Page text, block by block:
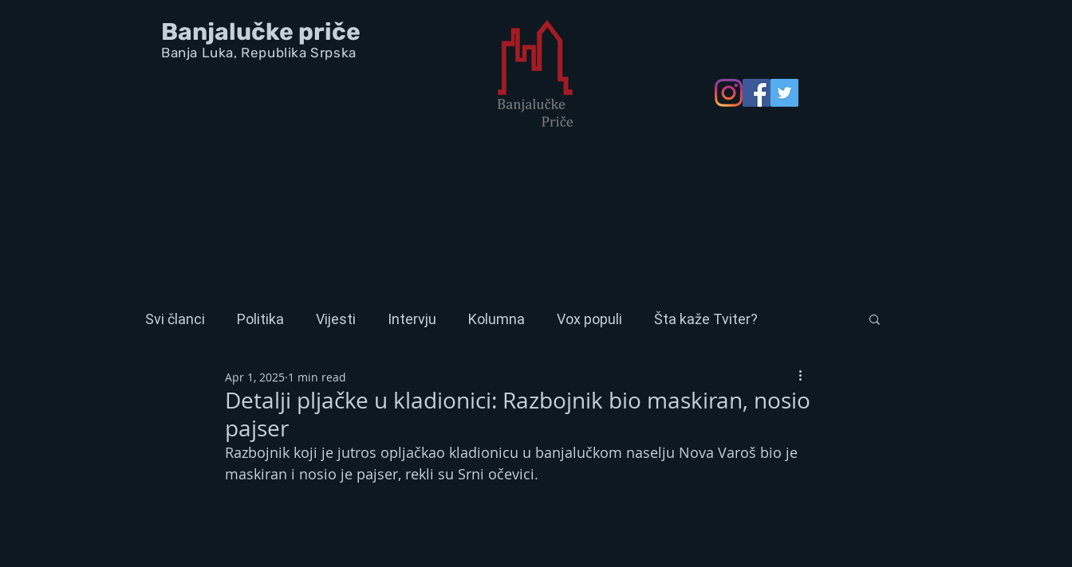
Banjalučke priče
Banja Luka, Republika Srpska
Svi članci Politika Vijesti Intervju Kolumna Vox populi Šta kaže Tviter?
Detalji pljačke u kladionici: Razbojnik bio maskiran, nosio
pajser
Apr 1, 2025 1 min read
Razbojnik koji je jutros opljačkao kladionicu u banjalučkom naselju Nova Varoš bio je
maskiran i nosio je pajser, rekli su Srni očevici.